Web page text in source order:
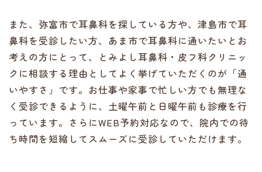
また、弥富市で耳鼻科を探している方や、津島市で耳
鼻科を受診したい方、あま市で耳鼻科に通いたいとお
考えの方にとって、とみよし耳鼻科・皮フ科クリニッ
クに相談する理由としてよく挙げていただくのが「通
いやすさ」です。お仕事や家事で忙しい方でも無理な
く受診できるように、土曜午前と日曜午前も診療を行
っています。さらにWEB予約対応なので、院内での待
ち時間を短縮してスムーズに受診していただけます。